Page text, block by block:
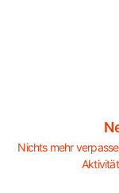
Nichts mehr